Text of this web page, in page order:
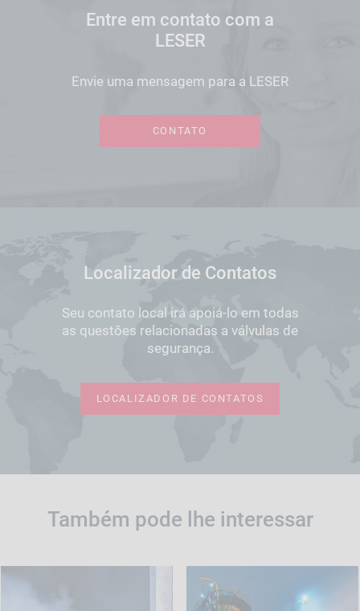
Entre em contato com a
LESER
Envie uma mensagem para a LESER
CONTATO
Localizador de Contatos
Seu contato local irá apoiá-lo em todas
as questões relacionadas a válvulas de
segurança.
LOCALIZADOR DE CONTATOS
Também pode lhe interessar